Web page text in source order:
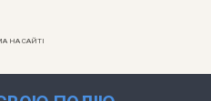
НА САЙТІ